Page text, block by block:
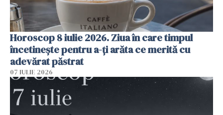
Horoscop 8 iulie 2026. Ziua în care timpul
încetinește pentru a-ți arăta ce merită cu
adevărat păstrat
07 IULIE 2026